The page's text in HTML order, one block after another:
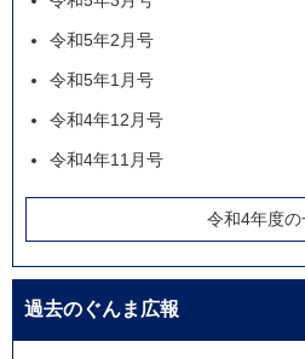
令和5年2月号
令和5年1月号
令和4年12月号
令和4年11月号
令和4年度の
過去のぐんま広報